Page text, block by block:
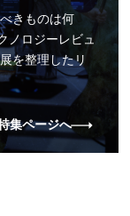
きものは何
ノロジーレビュ
を整理したリ
集ページへ